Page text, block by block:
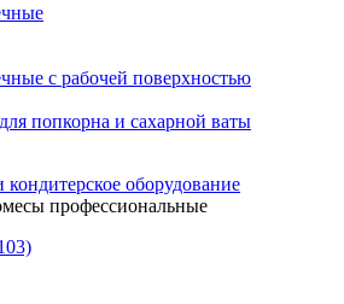
с рабочей поверхностью
попкорна и сахарной ваты
оборудование
профессиональные